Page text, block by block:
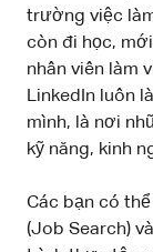
trường việc
còn đi học,
nhân viên làm
LinkedIn luôn
mình, là nơi
kỹ năng, kinh
Các bạn có
(Job Search)